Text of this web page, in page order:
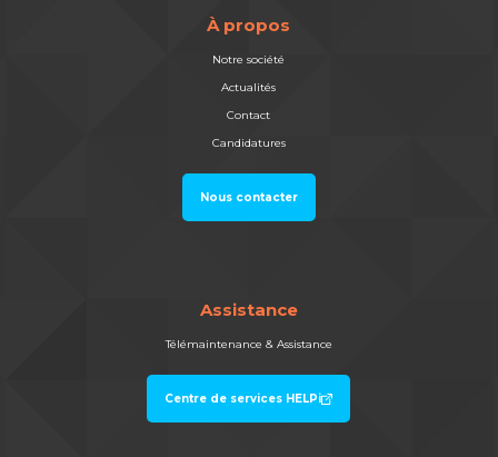
À propos
Notre société
Actualités
Contact
Candidatures
Nous contacter
Assistance
Télémaintenance & Assistance
Centre de services HELPi